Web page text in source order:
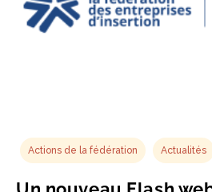
Actions de la fédération Actualités